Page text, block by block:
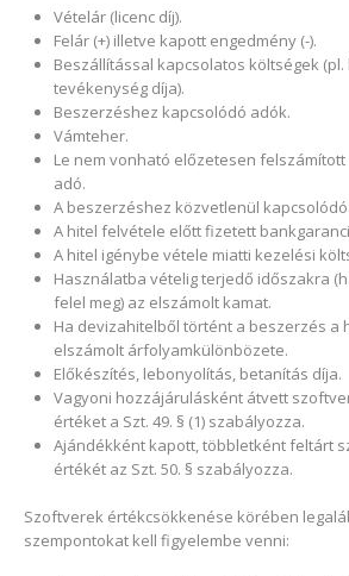
Vételár (licenc díj).
Felár (+) illetve kapott engedmény (-).
Beszállítással kapcsolatos költségek
tevékenység díja).
Beszerzéshez kapcsolódó adók.
Vámteher.
Le nem vonható előzetesen
adó.
A beszerzéshez közvetlenül
A hitel felvétele előtt fizetett
A hitel igénybe vétele miatti kezelési
Használatba vételig terjedő időszakra
felel meg) az elszámolt kamat.
Ha devizahitelből történt a beszerzés a
elszámolt árfolyamkülönbözete.
Előkészítés, lebonyolítás, betanítás díja.
Vagyoni hozzájárulásként átvett
értéket a Szt. 49. § (1) szabályozza.
Ajándékként kapott, többletként feltárt
értékét az Szt. 50. § szabályozza.
Szoftverek értékcsökkenése körében
szempontokat kell figyelembe venni: